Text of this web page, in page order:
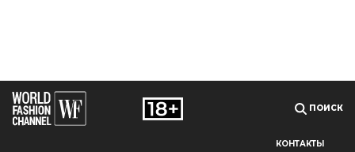
ПОИСК
КОНТАКТЫ